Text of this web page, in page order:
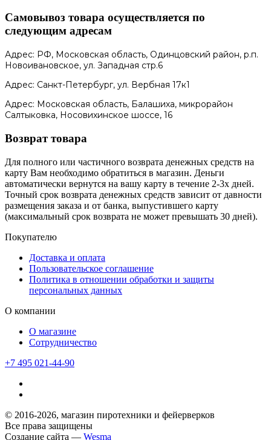
Самовывоз товара осуществляется по
следующим адресам
Адрес: РФ, Московская область, Одинцовский район, р.п.
Новоивановское, ул. Западная стр.6
Адрес: Санкт-Петербург, ул. Вербная 17к1
Адрес: Московская область, Балашиха, микрорайон
Салтыковка, Носовихинское шоссе, 16
Возврат товара
Для полного или частичного возврата денежных средств на
карту Вам необходимо обратиться в магазин. Деньги
автоматически вернутся на вашу карту в течение 2-3х дней.
Точный срок возврата денежных средств зависит от давности
размещения заказа и от банка, выпустившего карту
(максимальный срок возврата не может превышать 30 дней).
Покупателю
Доставка и оплата
Пользовательское соглашение
Политика в отношении обработки и защиты
персональных данных
О компании
О магазине
Сотрудничество
+7 495 021-44-90
© 2016-2026, магазин пиротехники и фейерверков
Все права защищены
Создание сайта — Wesma